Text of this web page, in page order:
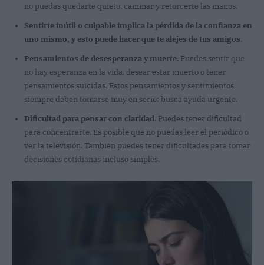
no puedas quedarte quieto, caminar y retorcerte las manos.
Sentirte inútil o culpable implica la pérdida de la confianza en
uno mismo, y esto puede hacer que te alejes de tus amigos.
Pensamientos de desesperanza y muerte. Puedes sentir que
no hay esperanza en la vida, desear estar muerto o tener
pensamientos suicidas. Estos pensamientos y sentimientos
siempre deben tomarse muy en serio: busca ayuda urgente.
Dificultad para pensar con claridad. Puedes tener dificultad
para concentrarte. Es posible que no puedas leer el periódico o
ver la televisión. También puedes tener dificultades para tomar
decisiones cotidianas incluso simples.